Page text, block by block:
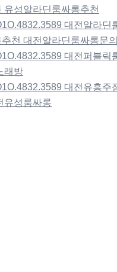
유성알라딘룸싸롱추천
대전알라딘
천 대전알라딘룸싸롱문의
대전퍼블릭
래방
대전유흥주
유성룸싸롱